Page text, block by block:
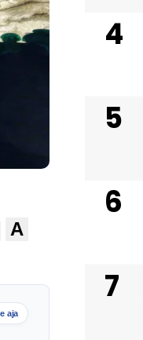
A
aja